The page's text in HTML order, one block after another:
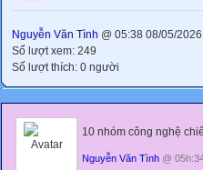
Nguyễn Văn Tình @ 05:38 08/05/2026
Số lượt xem: 249
Số lượt thích: 0 người
10 nhóm công nghệ
Nguyễn Văn Tình @